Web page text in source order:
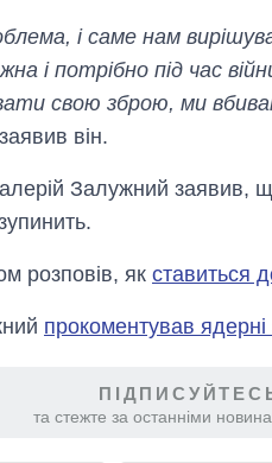
і саме нам
і потрібно під час
свою зброю, ми
він.
Залужний заявив,
розповів, як ставиться
прокоментував ядерні
та стежте за останніми